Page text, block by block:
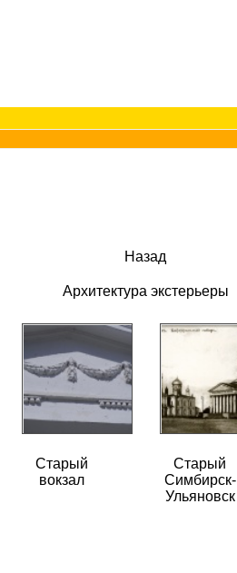
Назад
Архитектура экстерьеры
Старый
вокзал
Старый
Симбирск-
Ульяновск